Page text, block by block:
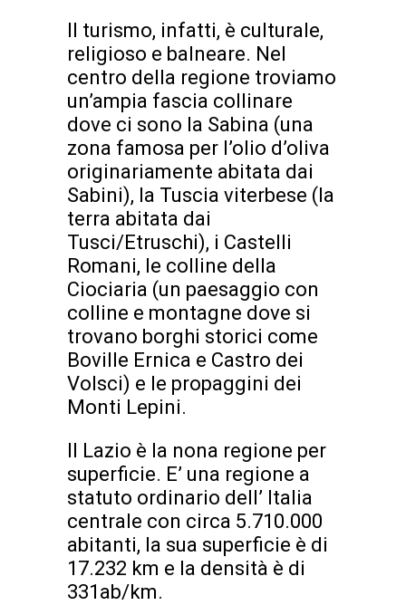
Il turismo, infatti, è culturale,
religioso e balneare. Nel
centro della regione troviamo
un’ampia fascia collinare
dove ci sono la Sabina (una
zona famosa per l’olio d’oliva
originariamente abitata dai
Sabini), la Tuscia viterbese (la
terra abitata dai
Tusci/Etruschi), i Castelli
Romani, le colline della
Ciociaria (un paesaggio con
colline e montagne dove si
trovano borghi storici come
Boville Ernica e Castro dei
Volsci) e le propaggini dei
Monti Lepini.
Il Lazio è la nona regione per
superficie. E’ una regione a
statuto ordinario dell’ Italia
centrale con circa 5.710.000
abitanti, la sua superficie è di
17.232 km e la densità è di
331ab/km.